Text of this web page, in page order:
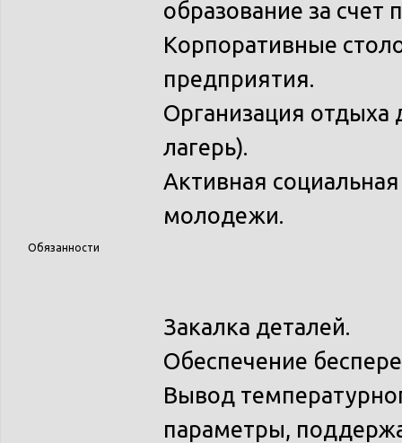
образование за счет
Корпоративные
предприятия.
Организация отдыха
лагерь).
Активная
молодежи.
Обязанности
Закалка деталей.
Обеспечение
Вывод
параметры,